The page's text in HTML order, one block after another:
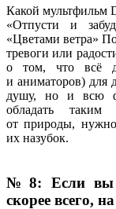
Какой мультфильм
«Отпусти и
«Цветами ветра»
тревоги или
о том, что всё
и аниматоров) для
душу, но и всю
обладать таким
от природы, нужно
их назубок.
№ 8: Если вы
скорее всего,